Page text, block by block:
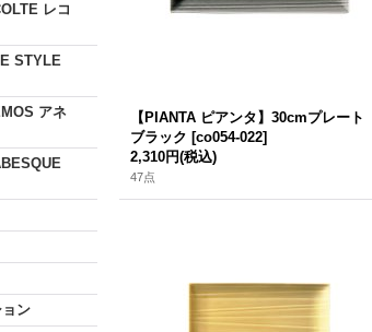
レコ
STYLE
アネ
ン
【PIANTA ピアンタ】30cmプレート
ブラック [co054-022]
2,310円(税込)
47点